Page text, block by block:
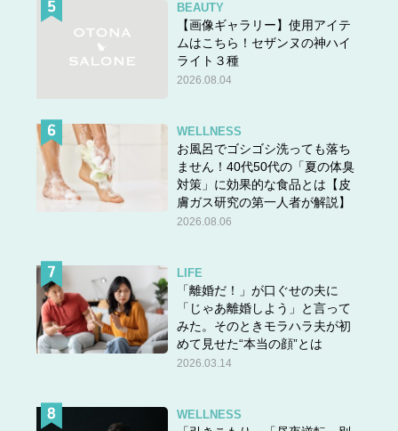
と読みます。
ちなみに、先で紹介した「聴聞」の「聴」は
音読み チョウ（常用漢字表外）テイ
と読み、「聴聞」は
①行政機関が重要な行政上の決定を行う場合
に、広く利害関係者の意見をきくこと。
②仏説教や説法、また演説などをきくこと。
という意味です。上記①の意味を表す際は「聴問」とも書
きます。
「訊問」と「聴聞（聴問）」の意味は決して遠くない印象
を抱きますが、異なる読み、異なる意味をもつ言葉ですの
いただけると幸いです。
BEAUTY
【画像ギャラリー】使用アイテ
ムはこちら！セザンヌの神ハイ
ライト３種
2026.08.04
WELLNESS
お風呂でゴシゴシ洗っても落ち
ません！40代50代の「夏の体臭
対策」に効果的な食品とは【皮
膚ガス研究の第一人者が解説】
2026.08.06
LIFE
「離婚だ！」が口ぐせの夫に
「じゃあ離婚しよう」と言って
みた。そのときモラハラ夫が初
めて見せた“本当の顔”とは
2026.03.14
WELLNESS